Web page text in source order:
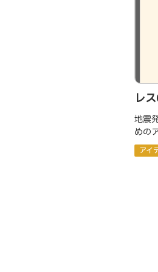
レ
地震
めの
情報
う状
アイ